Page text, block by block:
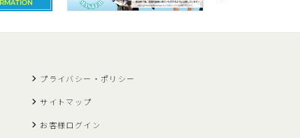
プライバシー・ポリシー
サイトマップ
お客様ログイン